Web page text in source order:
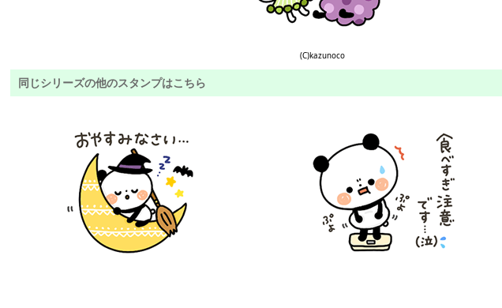
(C)kazunoco
同じシリーズの他のスタンプはこちら